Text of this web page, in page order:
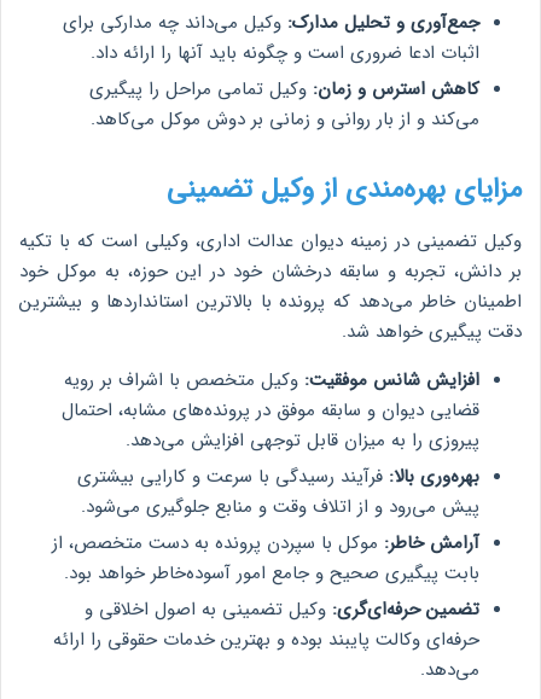
جمع‌آوری و تحلیل مدارک: وکیل می‌داند چه مدارکی برای
اثبات ادعا ضروری است و چگونه باید آنها را ارائه داد.
کاهش استرس و زمان: وکیل تمامی مراحل را پیگیری
می‌کند و از بار روانی و زمانی بر دوش موکل می‌کاهد.
مزایای بهره‌مندی از وکیل تضمینی
وکیل تضمینی در زمینه دیوان عدالت اداری، وکیلی است که با تکیه
بر دانش، تجربه و سابقه درخشان خود در این حوزه، به موکل خود
اطمینان خاطر می‌دهد که پرونده با بالاترین استانداردها و بیشترین
دقت پیگیری خواهد شد.
افزایش شانس موفقیت: وکیل متخصص با اشراف بر رویه
قضایی دیوان و سابقه موفق در پرونده‌های مشابه، احتمال
پیروزی را به میزان قابل توجهی افزایش می‌دهد.
بهره‌وری بالا: فرآیند رسیدگی با سرعت و کارایی بیشتری
پیش می‌رود و از اتلاف وقت و منابع جلوگیری می‌شود.
آرامش خاطر: موکل با سپردن پرونده به دست متخصص، از
بابت پیگیری صحیح و جامع امور آسوده‌خاطر خواهد بود.
تضمین حرفه‌ای‌گری: وکیل تضمینی به اصول اخلاقی و
حرفه‌ای وکالت پایبند بوده و بهترین خدمات حقوقی را ارائه
می‌دهد.